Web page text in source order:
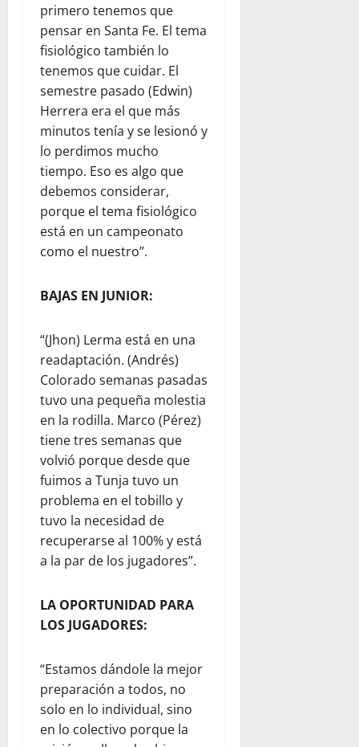
primero tenemos que
pensar en Santa Fe. El tema
fisiológico también lo
tenemos que cuidar. El
semestre pasado (Edwin)
Herrera era el que más
minutos tenía y se lesionó y
lo perdimos mucho
tiempo. Eso es algo que
debemos considerar,
porque el tema fisiológico
está en un campeonato
como el nuestro”.
BAJAS EN JUNIOR:
“(Jhon) Lerma está en una
readaptación. (Andrés)
Colorado semanas pasadas
tuvo una pequeña molestia
en la rodilla. Marco (Pérez)
tiene tres semanas que
volvió porque desde que
fuimos a Tunja tuvo un
problema en el tobillo y
tuvo la necesidad de
recuperarse al 100% y está
a la par de los jugadores”.
LA OPORTUNIDAD PARA
LOS JUGADORES:
“Estamos dándole la mejor
preparación a todos, no
solo en lo individual, sino
en lo colectivo porque la